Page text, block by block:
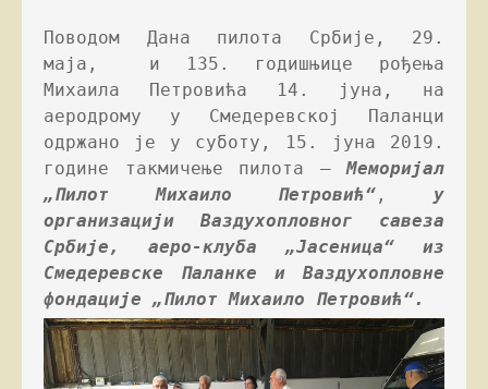
Поводом Дана пилота Србије, 29.
маја,  и 135. годишњице рођења
Михаила Петровића 14. јуна, на
аеродрому у Смедеревској Паланци
одржано је у суботу, 15. јуна 2019.
године такмичење пилота – Меморијал
„Пилот Михаило Петровић“ , у
организацији Ваздухопловног савеза
Србије, аеро-клуба „Јасеница“ из
Смедеревске Паланке и Ваздухопловне
фондације „Пилот Михаило Петровић“.